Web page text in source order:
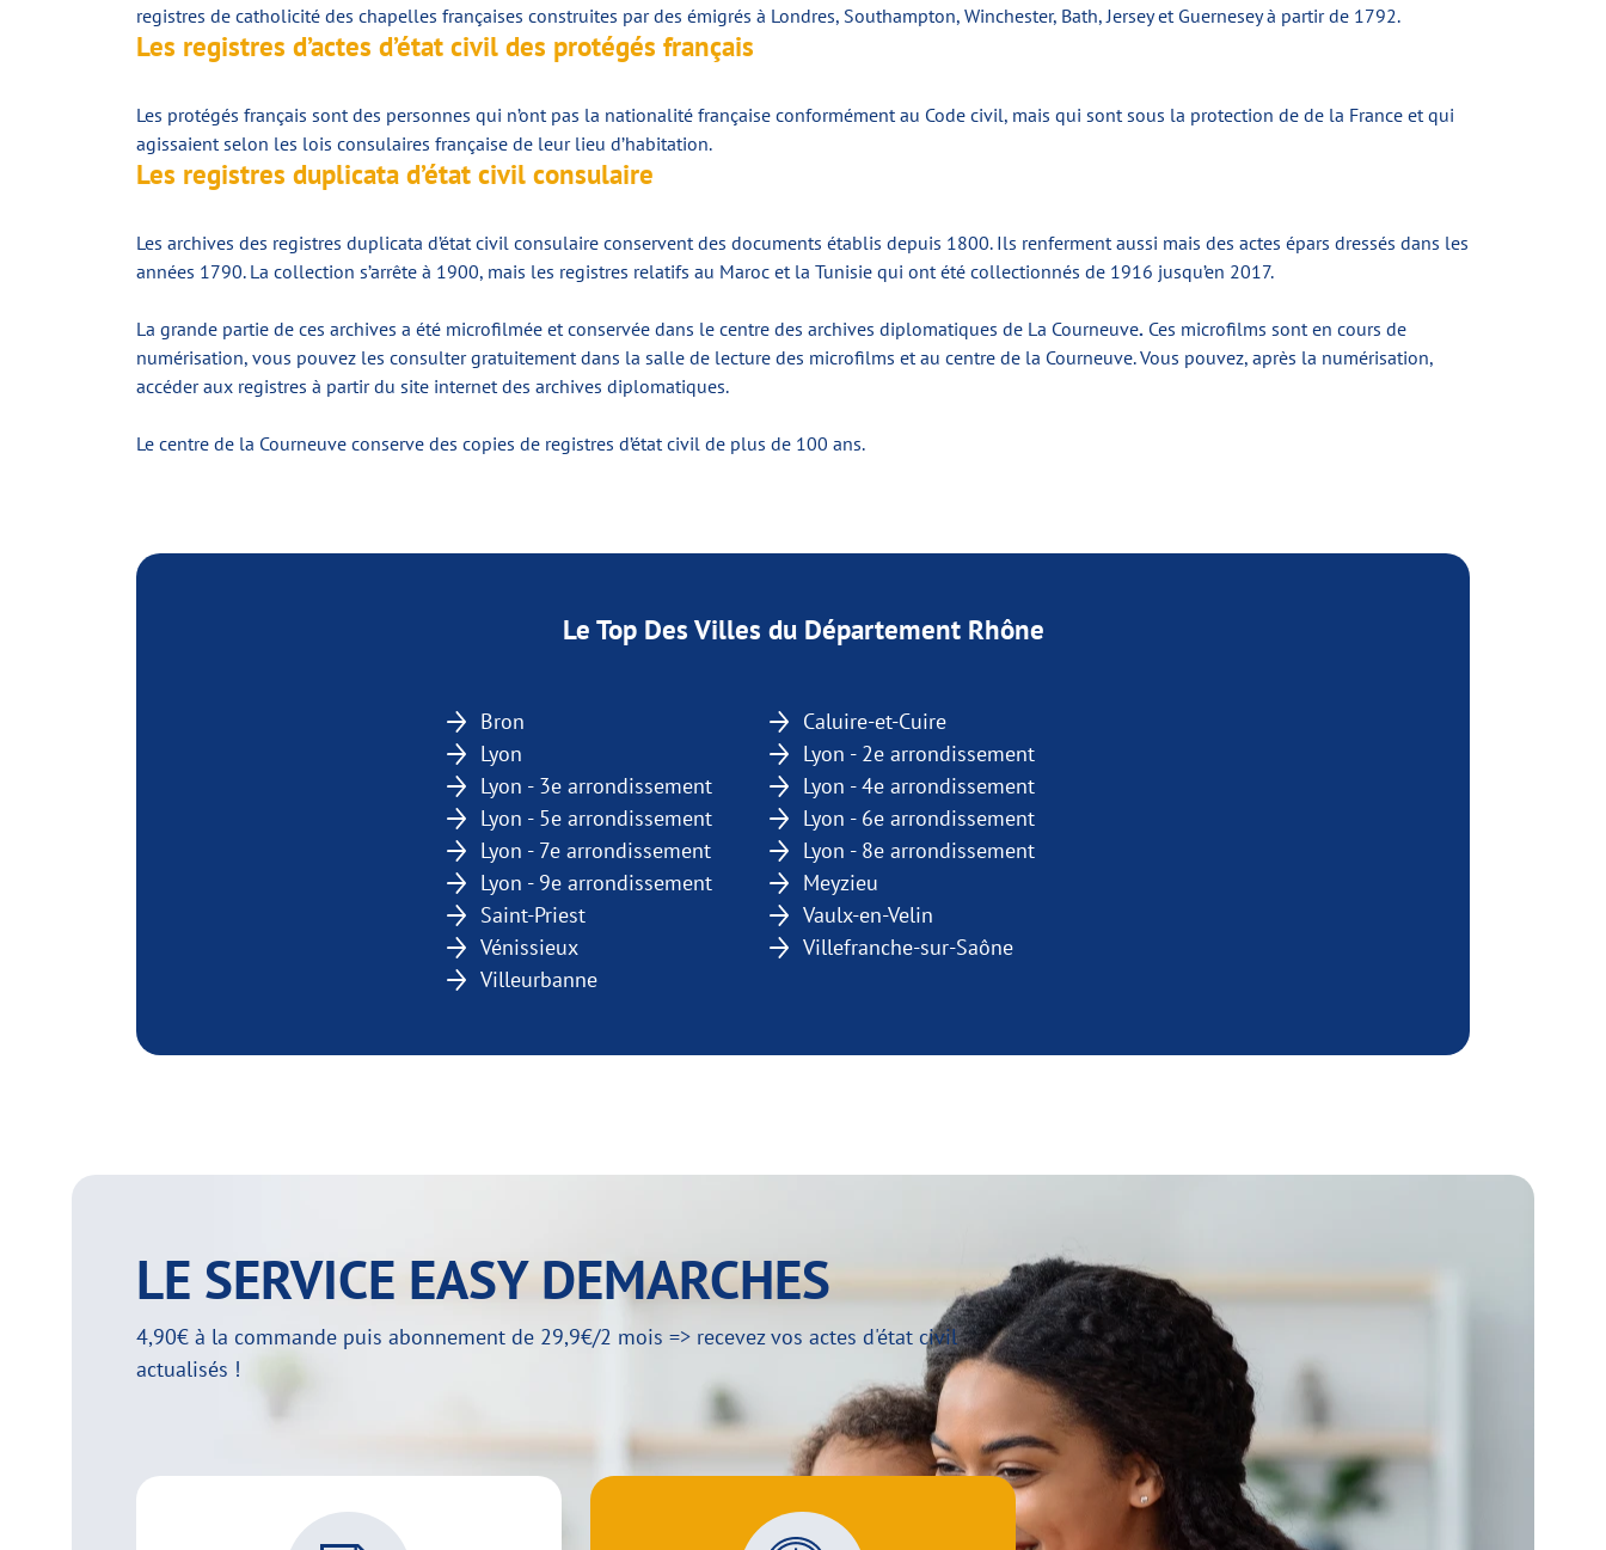
registres de catholicité des chapelles françaises construites par des émigrés à Londres, Southampton, Winchester, Bath, Jersey et Guernesey à partir de 1792.
Les registres d’actes d’état civil des protégés français
Les protégés français sont des personnes qui n’ont pas la nationalité française conformément au Code civil, mais qui sont sous la protection de de la France et qui
agissaient selon les lois consulaires française de leur lieu d’habitation.
Les registres duplicata d’état civil consulaire
Les archives des registres duplicata d’état civil consulaire conservent des documents établis depuis 1800. Ils renferment aussi mais des actes épars dressés dans les
années 1790. La collection s’arrête à 1900, mais les registres relatifs au Maroc et la Tunisie qui ont été collectionnés de 1916 jusqu’en 2017.
La grande partie de ces archives a été microfilmée et conservée dans le centre des archives diplomatiques de La Courneuve. Ces microfilms sont en cours de
numérisation, vous pouvez les consulter gratuitement dans la salle de lecture des microfilms et au centre de la Courneuve. Vous pouvez, après la numérisation,
accéder aux registres à partir du site internet des archives diplomatiques.
Le centre de la Courneuve conserve des copies de registres d’état civil de plus de 100 ans.
Le Top Des Villes du Département Rhône
Bron
Caluire-et-Cuire
Lyon
Lyon - 2e arrondissement
Lyon - 3e arrondissement
Lyon - 4e arrondissement
Lyon - 5e arrondissement
Lyon - 6e arrondissement
Lyon - 7e arrondissement
Lyon - 8e arrondissement
Lyon - 9e arrondissement
Meyzieu
Saint-Priest
Vaulx-en-Velin
Vénissieux
Villefranche-sur-Saône
Villeurbanne
LE SERVICE EASY DEMARCHES
4,90€ à la commande puis abonnement de 29,9€/2 mois => recevez vos actes d'état civil
actualisés !